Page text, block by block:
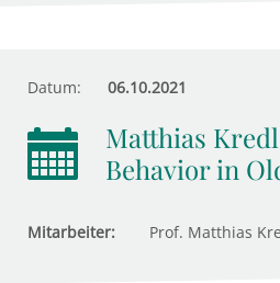
Datum: 06.10.2021
Matthias
Behavior in
Mitarbeiter: Prof. Matthias